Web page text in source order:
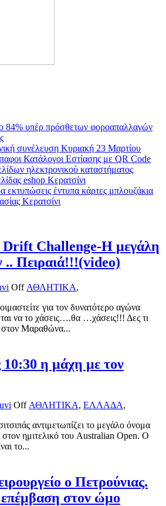
υπέρ πρόσθετων φοροαπαλλαγών
συνέλευση Κυριακή 23 Μαρτίου
Κατάλογοι Εστίασης με QR Code
ηλεκτρονικού καταστήματος
eshop Κερατσίνι
εκτυπώσεις έντυπα κάρτες μπλουζάκια
Κερατσίνι
Challenge-Η μεγάλη
.. Πειραιά!!!(video)
Off ΑΘΛΗΤΙΚΑ,
για τον δυνατότερο αγώνα
να το χάσεις….θα …χάσεις!!! Δες τι
στον Μαραθώνα...
10:30 η μάχη με τον
Off ΑΘΛΗΤΙΚΑ, ΕΛΛΑΔΑ,
αντιμετωπίζει το μεγάλο όνομα
ημιτελικό του Australian Open. Ο
το...
ο Πετρούνιας.
στον ώμο